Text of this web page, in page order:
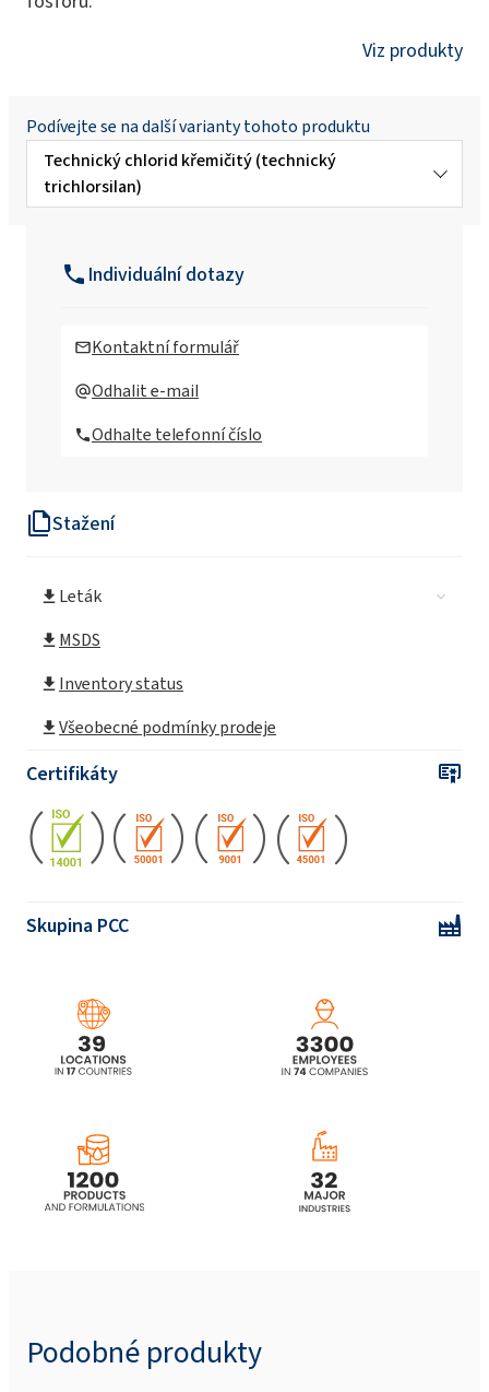
Stažení
Leták
MSDS
Inventory status
Všeobecné podmínky prodeje
Certifikáty
Skupina PCC
Viz produkty
Podívejte se na další varianty tohoto produktu
Technický chlorid křemičitý (technický
trichlorsilan)
Individuální dotazy
Kontaktní formulář
Odhalit e-mail
Odhalte telefonní číslo
Podobné produkty